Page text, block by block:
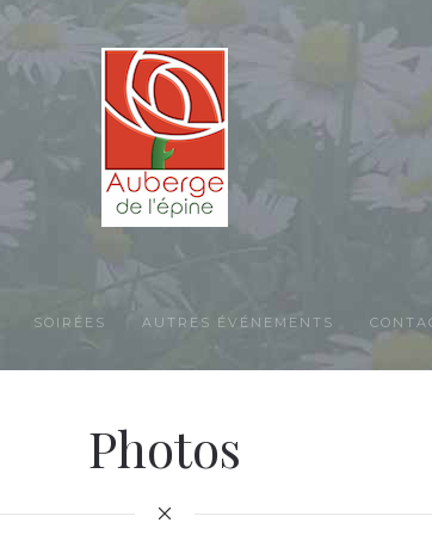
SOIRÉES AUTRES ÉVÉNEMENTS
Photos